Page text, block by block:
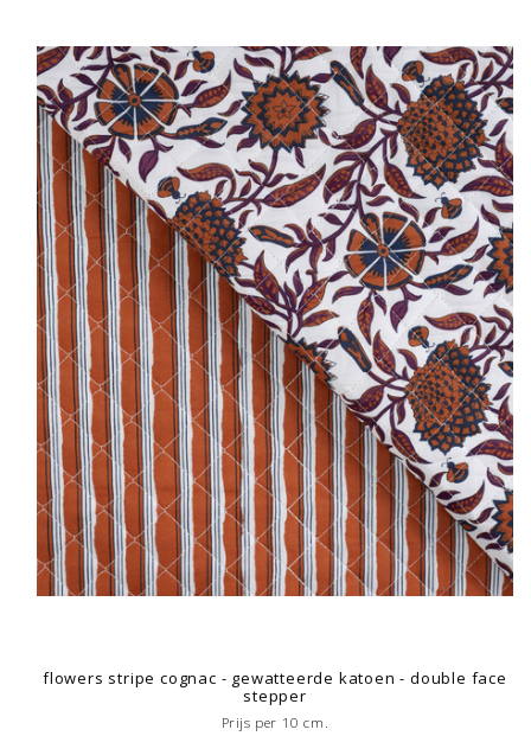
flowers stripe cognac - gewatteerde katoen - double face
stepper
Prijs per 10 cm.